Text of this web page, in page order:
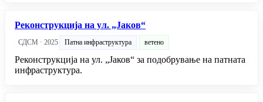
Реконструкција на ул. „Јаков“
СДСМ · 2025 Патна инфраструктура ветено
Реконструкција на ул. „Јаков“ за подобрување на патната
инфраструктура.